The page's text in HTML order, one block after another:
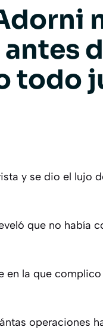
todo
y se dio el lujo
que no había
en la que complico
operaciones